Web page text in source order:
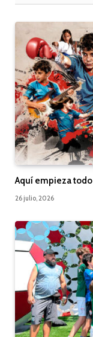
Aquí empieza todo
26 julio, 2026